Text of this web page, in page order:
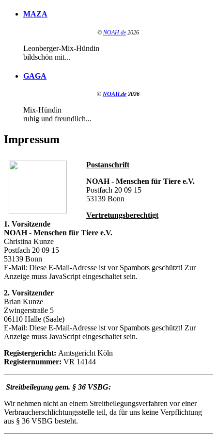
MAZA
© NOAH.de 2026
Leonberger-Mix-Hündin
bildschön mit...
GAGA
© NOAH.de 2026
Mix-Hündin
ruhig und freundlich...
Impressum
Postanschrift
NOAH - Menschen für Tiere e.V.
Postfach 20 09 15
53139 Bonn
Vertretungsberechtigt
1. Vorsitzende
NOAH - Menschen für Tiere e.V.
Christina Kunze
Postfach 20 09 15
53139 Bonn
E-Mail: Diese E-Mail-Adresse ist vor Spambots geschützt! Zur
Anzeige muss JavaScript eingeschaltet sein.
2. Vorsitzender
Brian Kunze
Zwingerstraße 5
06110 Halle (Saale)
E-Mail: Diese E-Mail-Adresse ist vor Spambots geschützt! Zur
Anzeige muss JavaScript eingeschaltet sein.
Registergericht: Amtsgericht Köln
Registernummer: VR 14144
Streitbeilegung gem. § 36 VSBG:
Wir nehmen nicht an einem Streitbeilegungsverfahren vor einer
Verbraucherschlichtungsstelle teil, da für uns keine Verpflichtung
aus § 36 VSBG besteht.